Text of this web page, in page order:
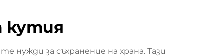
кутия
нужди за съхранение на храна. Тази